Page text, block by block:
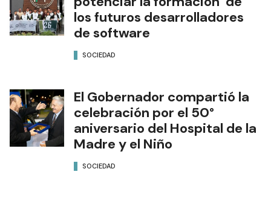
los futuros desarrolladores
de software
SOCIEDAD
El Gobernador compartió la
celebración por el 50°
aniversario del Hospital de la
Madre y el Niño
SOCIEDAD